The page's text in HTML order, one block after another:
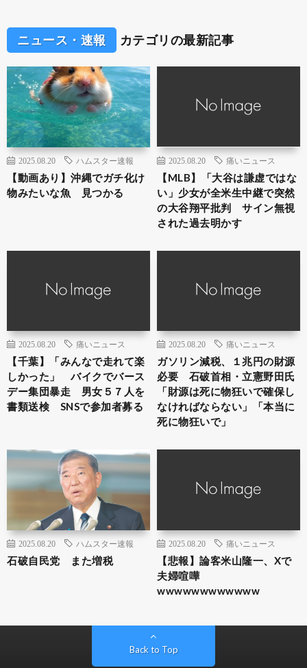
ニュース・速報 カテゴリの最新記事
2025.08.20 ハムスター速報
【動画あり】沖縄でガチ化け
物みたいな魚 見つかる
2025.08.20 痛いニュース
【MLB】「大谷は謙虚ではな
い」少女が全米生中継で突然
の大谷翔平批判 サイン無視
された過去明かす
2025.08.20 痛いニュース
【千葉】「みんなで走れて楽
しかった」 バイクでバース
デー集団暴走 男女５７人を
書類送検 SNSで参加者募る
2025.08.20 痛いニュース
ガソリン減税、１兆円の財源
必要 石破首相・立憲野田氏
「財源は死に物狂いで確保し
なければならない」「本当に
死に物狂いで」
2025.08.20 ハムスター速報
石破自民党 また増税
2025.08.20 痛いニュース
【悲報】論客米山隆一、Xで
夫婦喧嘩
wwwwwwwwwwww
Back to Top